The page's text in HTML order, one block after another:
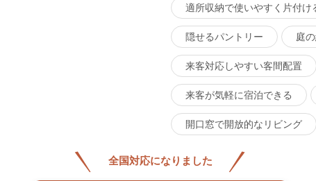
適所収納で使いやすく片付け
隠せるパントリー 庭
来客対応しやすい客間配置
来客が気軽に宿泊できる
開口窓で開放的なリビング
全国対応になりました